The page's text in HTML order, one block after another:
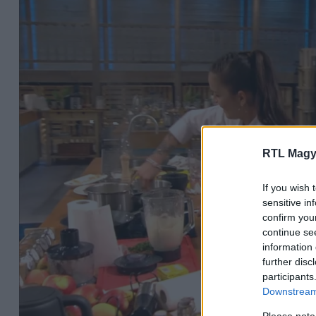
RTL
If you wish
sensitive
confirm
continue
information
further